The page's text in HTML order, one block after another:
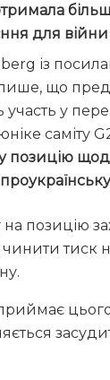
для війни
із
що
участь у
саміту
позицію
позицію
тиск